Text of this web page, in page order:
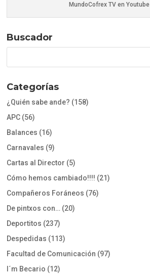
MundoCofrex TV en Youtube
Buscador
Categorías
¿Quién sabe ande? (158)
APC (56)
Balances (16)
Carnavales (9)
Cartas al Director (5)
Cómo hemos cambiado!!!! (21)
Compañeros Foráneos (76)
De pintxos con… (20)
Deportitos (237)
Despedidas (113)
Facultad de Comunicación (97)
I´m Becario (12)